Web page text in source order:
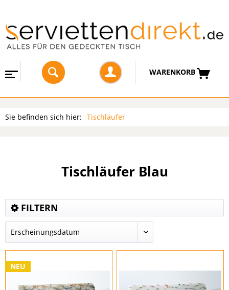
WARENKORB
Sie befinden sich hier: Tischläufer
Tischläufer Blau
FILTERN
NEU